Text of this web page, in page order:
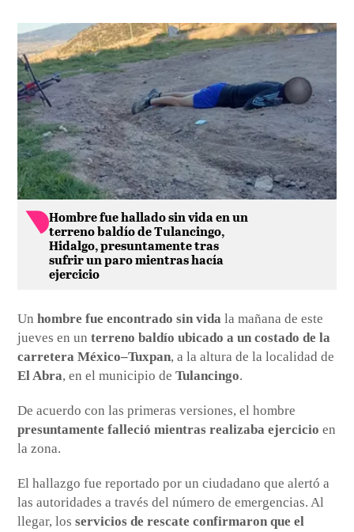
Hombre fue hallado sin vida en un
terreno baldío de Tulancingo,
Hidalgo, presuntamente tras
sufrir un paro mientras hacía
ejercicio
Unhombre fue encontrado sin vida la mañana de este
jueves en unterreno baldío ubicado a un costado de la
carretera México–Tuxpan, a la altura de la localidad de
El Abra, en el municipio deTulancingo.
De acuerdo con las primeras versiones, el hombre
presuntamente falleció mientras realizaba ejercicio en
la zona.
El hallazgo fue reportado por un ciudadano que alertó a
las autoridades a través del número de emergencias. Al
llegar, losservicios de rescate confirmaron que el